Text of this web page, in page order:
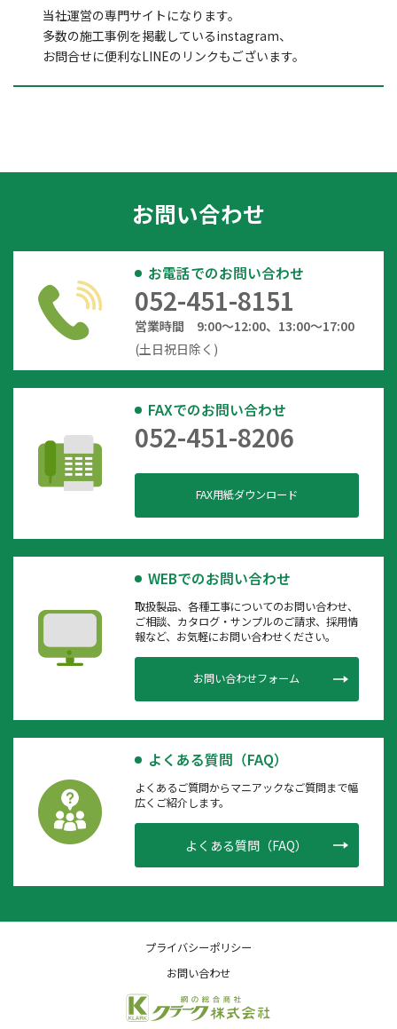
当社運営の専門サイトになります。
多数の施工事例を掲載しているinstagram、
お問合せに便利なLINEのリンクもございます。
お問い合わせ
お電話でのお問い合わせ
052-451-8151
営業時間 9:00～12:00、13:00～17:00
(土日祝日除く)
FAXでのお問い合わせ
052-451-8206
FAX用紙ダウンロード
WEBでのお問い合わせ
取扱製品、各種工事についてのお問い合わせ、
ご相談、カタログ・サンプルのご請求、採用情
報など、お気軽にお問い合わせください。
お問い合わせフォーム
よくある質問（FAQ）
よくあるご質問からマニアックなご質問まで幅
広くご紹介します。
よくある質問（FAQ）
プライバシーポリシー
お問い合わせ